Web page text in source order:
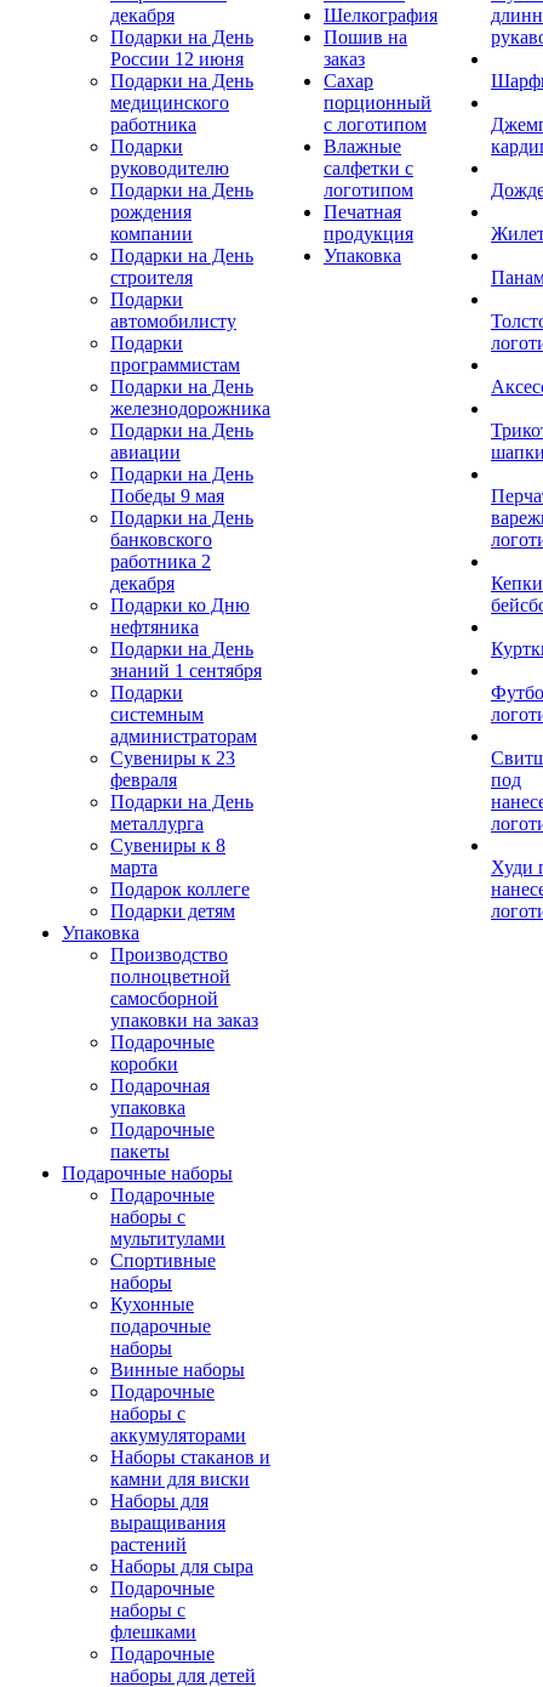
декабря
Подарки на День
России 12 июня
Подарки на День
медицинского
работника
Подарки
руководителю
Подарки на День
рождения
компании
Подарки на День
строителя
Подарки
автомобилисту
Подарки
программистам
Подарки на День
железнодорожника
Подарки на День
авиации
Подарки на День
Победы 9 мая
Подарки на День
банковского
работника 2
декабря
Подарки ко Дню
нефтяника
Подарки на День
знаний 1 сентября
Подарки
системным
администраторам
Сувениры к 23
февраля
Подарки на День
металлурга
Сувениры к 8
марта
Подарок коллеге
Подарки детям
Упаковка
Производство
полноцветной
самосборной
упаковки на заказ
Подарочные
коробки
Подарочная
упаковка
Подарочные
пакеты
Подарочные наборы
Подарочные
наборы с
мультитулами
Спортивные
наборы
Кухонные
подарочные
наборы
Винные наборы
Подарочные
наборы с
аккумуляторами
Наборы стаканов и
камни для виски
Наборы для
выращивания
растений
Наборы для сыра
Подарочные
наборы с
флешками
Подарочные
наборы для детей
Шелкография
Пошив на
заказ
Сахар
порционный
с логотипом
Влажные
салфетки с
логотипом
Печатная
продукция
Упаковка
под
Худи